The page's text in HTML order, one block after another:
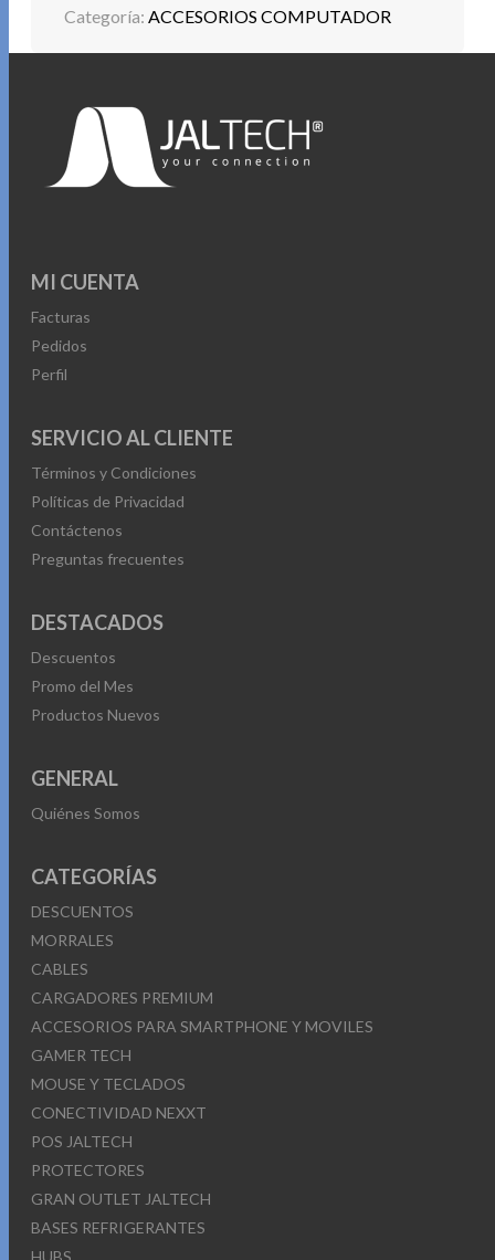
Categoría: ACCESORIOS COMPUTADOR
MI CUENTA
Facturas
Pedidos
Perfil
SERVICIO AL CLIENTE
Términos y Condiciones
Políticas de Privacidad
Contáctenos
Preguntas frecuentes
DESTACADOS
Descuentos
Promo del Mes
Productos Nuevos
GENERAL
Quiénes Somos
CATEGORÍAS
DESCUENTOS
MORRALES
CABLES
CARGADORES PREMIUM
ACCESORIOS PARA SMARTPHONE Y MOVILES
GAMER TECH
MOUSE Y TECLADOS
CONECTIVIDAD NEXXT
POS JALTECH
PROTECTORES
GRAN OUTLET JALTECH
BASES REFRIGERANTES
HUBS